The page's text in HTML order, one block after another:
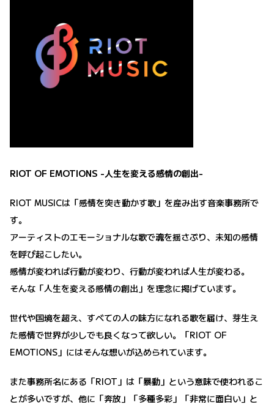
RIOT OF EMOTIONS -人生を変える感情の創出-
RIOT MUSICは「感情を突き動かす歌」を産み出す音楽事務所で
す。
アーティストのエモーショナルな歌で魂を揺さぶり、未知の感情
を呼び起こしたい。
感情が変われば行動が変わり、行動が変われば人生が変わる。
そんな「人生を変える感情の創出」を理念に掲げています。
世代や国境を超え、すべての人の味方になれる歌を届け、芽生え
た感情で世界が少しでも良くなって欲しい。「RIOT OF
EMOTIONS」にはそんな想いが込められています。
また事務所名にある「RIOT」は「暴動」という意味で使われるこ
とが多いですが、他に「奔放」「多種多彩」「非常に面白い」と